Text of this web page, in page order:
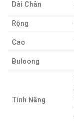
Dài Chân
Rộng
Cao
Buloong
Tính Năng